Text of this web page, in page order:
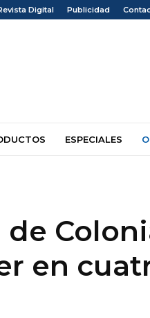
Digital Publicidad
ESPECIALES
en